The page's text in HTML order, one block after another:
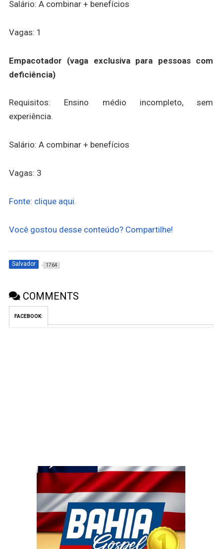
Salário: A combinar + benefícios
Vagas: 1
Empacotador (vaga exclusiva para pessoas com
deficiência)
Requisitos: Ensino médio incompleto, sem
experiência.
Salário: A combinar + benefícios
Vagas: 3
Fonte: clique aqui.
Você gostou desse conteúdo? Compartilhe!
Salvador 1764
COMMENTS
FACEBOOK: